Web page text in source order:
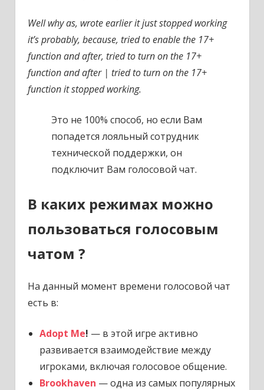
Well why as, wrote earlier it just stopped working
it’s probably, because, tried to enable the 17+
function and after, tried to turn on the 17+
function and after | tried to turn on the 17+
function it stopped working.
Это не 100% способ, но если Вам
попадется лояльный сотрудник
технической поддержки, он
подключит Вам голосовой чат.
В каких режимах можно
пользоваться голосовым
чатом ?
На данный момент времени голосовой чат
есть в:
Adopt Me! — в этой игре активно
развивается взаимодействие между
игроками, включая голосовое общение.
Brookhaven — одна из самых популярных